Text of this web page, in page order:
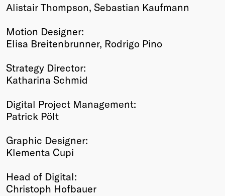
Alistair Thompson, Sebastian Kaufmann
Motion Designer:
Elisa Breitenbrunner, Rodrigo Pino
Strategy Director:
Katharina Schmid
Digital Project Management:
Patrick Pölt
Graphic Designer:
Klementa Cupi
Head of Digital:
Christoph Hofbauer